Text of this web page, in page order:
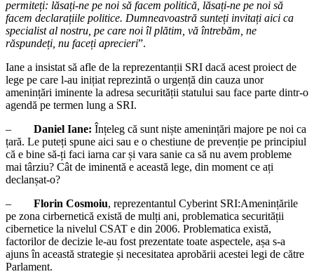
permiteți: lăsați-ne pe noi să facem politică, lăsați-ne pe noi să
facem declarațiile politice. Dumneavoastră sunteți invitați aici ca
specialist al nostru, pe care noi îl plătim, vă întrebăm, ne
răspundeți, nu faceți aprecieri”.
Iane a insistat să afle de la reprezentanții SRI dacă acest proiect de
lege pe care l-au inițiat reprezintă o urgență din cauza unor
amenințări iminente la adresa securității statului sau face parte dintr-o
agendă pe termen lung a SRI.
– Daniel Iane: Înțeleg că sunt niște amenințări majore pe noi ca
țară. Le puteți spune aici sau e o chestiune de prevenție pe principiul
că e bine să-ți faci iarna car și vara sanie ca să nu avem probleme
mai târziu? Cât de iminentă e această lege, din moment ce ați
declanșat-o?
– Florin Cosmoiu, reprezentantul Cyberint SRI:Amenințările
pe zona cirbernetică există de mulți ani, problematica securității
cibernetice la nivelul CSAT e din 2006. Problematica există,
factorilor de decizie le-au fost prezentate toate aspectele, așa s-a
ajuns în această strategie și necesitatea aprobării acestei legi de către
Parlament.